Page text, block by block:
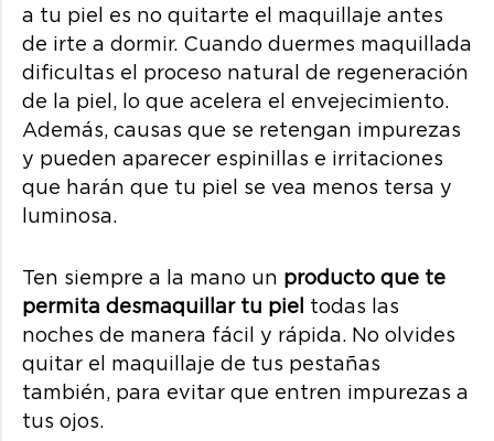
a tu piel es no quitarte el maquillaje antes
de irte a dormir. Cuando duermes maquillada
dificultas el proceso natural de regeneración
de la piel, lo que acelera el envejecimiento.
Además, causas que se retengan impurezas
y pueden aparecer espinillas e irritaciones
que harán que tu piel se vea menos tersa y
luminosa.
Ten siempre a la mano un producto que te
permita desmaquillar tu piel todas las
noches de manera fácil y rápida. No olvides
quitar el maquillaje de tus pestañas
también, para evitar que entren impurezas a
tus ojos.